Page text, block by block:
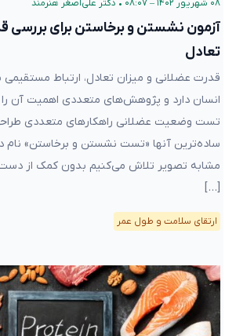
۰۸ شهریور ۱۴۰۲ – ۰۸:۰۷ • دکتر علی‌اصغر هنرمند
آزمون نشستن و برخاستن برای بررسی
تعادل
قدرت عضلانی و میزان تعادل، ارتباط
انسان دارد و پژوهش‌های متعددی اهمیت آن را
تست وضعیت عضلانی راهکارهای متعددی
ساده‌ترین آنها «تست نشستن و برخاستن» نام
مشابه تصویر تلاش می‌کنیم بدون کمک از
[…]
ارتقای سلامت و طول عمر